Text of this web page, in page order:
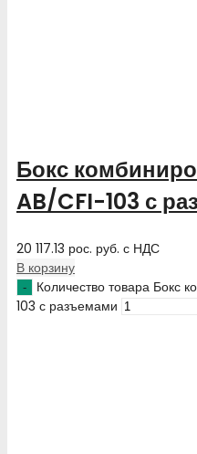
Бокс
AB/CFI-103 с
20 117.13 рос. руб. с НДС
В корзину
Количество товара Бокс
103 с разъемами